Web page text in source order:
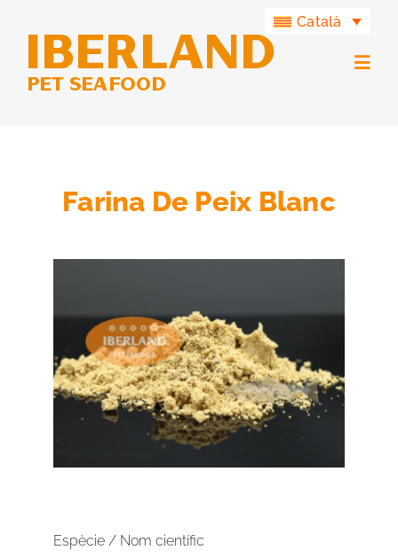
Català
Grup Iberland
Farina De Peix Blanc
Espècie / Nom científic